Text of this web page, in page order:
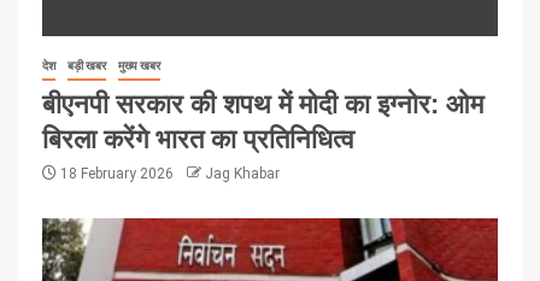
देश बड़ी खबर मुख्य खबर
बीएनपी सरकार की शपथ में मोदी का इग्नोर: ओम
बिरला करेंगे भारत का प्रतिनिधित्व
18 February 2026 Jag Khabar